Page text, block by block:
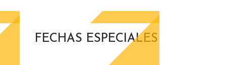
FECHAS ESPECIALES